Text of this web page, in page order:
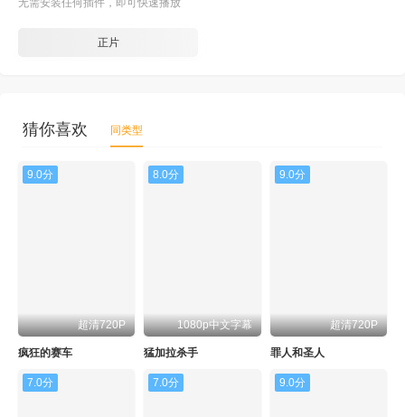
无需安装任何插件，即可快速播放
正片
猜你喜欢 同类型
9.0分
超清720P
疯狂的赛车
8.0分
1080p中文字幕
猛加拉杀手
9.0分
超清720P
罪人和圣人
7.0分 7.0分 9.0分